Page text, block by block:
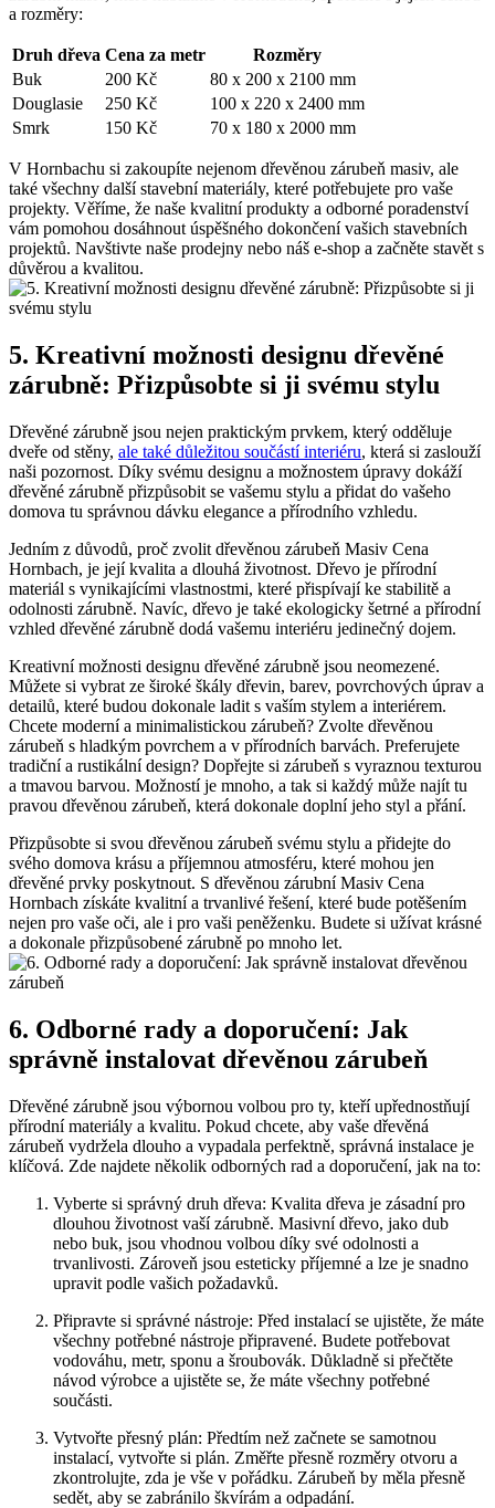
a rozměry:
Druh dřeva Cena za metr
Rozměry
Buk
200 Kč
80 x 200 x 2100 mm
Douglasie
250 Kč
100 x 220 x 2400 mm
Smrk
150 Kč 70 x 180 x 2000 mm
V Hornbachu si zakoupíte nejenom dřevěnou zárubeň masiv, ale
také všechny další stavební materiály, které potřebujete pro vaše
projekty. Věříme, že naše kvalitní produkty a odborné poradenství
vám pomohou dosáhnout úspěšného dokončení vašich stavebních
projektů. Navštivte naše prodejny nebo náš e-shop a začněte stavět s
důvěrou a kvalitou.
5. Kreativní možnosti designu dřevěné
zárubně: Přizpůsobte si ji svému stylu
Dřevěné zárubně jsou nejen praktickým prvkem, který odděluje
dveře od stěny, ale také důležitou součástí interiéru, která si zaslouží
naši pozornost. Díky svému designu a možnostem úpravy dokáží
dřevěné zárubně přizpůsobit se vašemu stylu a přidat do vašeho
domova tu správnou dávku elegance a přírodního vzhledu.
Jedním z důvodů, proč zvolit dřevěnou zárubeň Masiv Cena
Hornbach, je její kvalita a dlouhá životnost. Dřevo je přírodní
materiál s vynikajícími vlastnostmi, které přispívají ke stabilitě a
odolnosti zárubně. Navíc, dřevo je také ekologicky šetrné a přírodní
vzhled dřevěné zárubně dodá vašemu interiéru jedinečný dojem.
Kreativní možnosti designu dřevěné zárubně jsou neomezené.
Můžete si vybrat ze široké škály dřevin, barev, povrchových úprav a
detailů, které budou dokonale ladit s vaším stylem a interiérem.
Chcete moderní a minimalistickou zárubeň? Zvolte dřevěnou
zárubeň s hladkým povrchem a v přírodních barvách. Preferujete
tradiční a rustikální design? Dopřejte si zárubeň s vyraznou texturou
a tmavou barvou. Možností je mnoho, a tak si každý může najít tu
pravou dřevěnou zárubeň, která dokonale doplní jeho styl a přání.
Přizpůsobte si svou dřevěnou zárubeň svému stylu a přidejte do
svého domova krásu a příjemnou atmosféru, které mohou jen
dřevěné prvky poskytnout. S dřevěnou zárubní Masiv Cena
Hornbach získáte kvalitní a trvanlivé řešení, které bude potěšením
nejen pro vaše oči, ale i pro vaši peněženku. Budete si užívat krásné
a dokonale přizpůsobené zárubně po mnoho let.
6. Odborné rady a doporučení: Jak
správně instalovat dřevěnou zárubeň
Dřevěné zárubně jsou výbornou volbou pro ty, kteří upřednostňují
přírodní materiály a kvalitu. Pokud chcete, aby vaše dřevěná
zárubeň vydržela dlouho a vypadala perfektně, správná instalace je
klíčová. Zde najdete několik odborných rad a doporučení, jak na to:
Vyberte si správný druh dřeva: Kvalita dřeva je zásadní pro
dlouhou životnost vaší zárubně. Masivní dřevo, jako dub
nebo buk, jsou vhodnou volbou díky své odolnosti a
trvanlivosti. Zároveň jsou esteticky příjemné a lze je snadno
upravit podle vašich požadavků.
Připravte si správné nástroje: Před instalací se ujistěte, že máte
všechny potřebné nástroje připravené. Budete potřebovat
vodováhu, metr, sponu a šroubovák. Důkladně si přečtěte
návod výrobce a ujistěte se, že máte všechny potřebné
součásti.
Vytvořte přesný plán: Předtím než začnete se samotnou
instalací, vytvořte si plán. Změřte přesně rozměry otvoru a
zkontrolujte, zda je vše v pořádku. Zárubeň by měla přesně
sedět, aby se zabránilo škvírám a odpadání.